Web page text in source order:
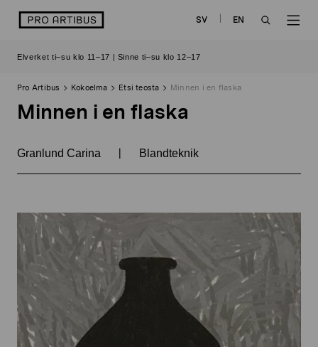
sisältöön
logo SV
EN
Elverket ti–su klo 11–17 | Sinne ti–su klo 12–17
Pro Artibus Kokoelma Etsi teosta Minnen i en flaska
Minnen i en flaska
Granlund Carina | Blandteknik